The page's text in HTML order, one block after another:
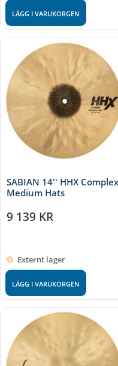
LÄGG I VARUKORGEN
SABIAN 14'' HHX Complex
Medium Hats
9 139 KR
Externt lager
LÄGG I VARUKORGEN